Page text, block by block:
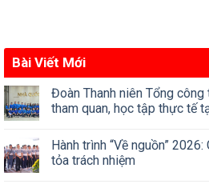
Bài Viết Mới
Đoàn Thanh niên Tổng
tham quan, học tập thực tế
Hành trình “Về nguồn”
tỏa trách nhiệm